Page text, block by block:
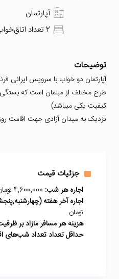
آپارتمان
2 تعداد اتاق‌خواب
توضیحات
طرح مختلف از مبلمان است که بستگی
کیفیت یکی میباشد)
نزدیک به میدان آزادی جهت اقامت
جزئیات قیمت
اجاره هر شب:
اجاره آخر هفته
تومان
هزینه هر مسافر مازاد بر
حداقل تعداد تعداد شب‌های